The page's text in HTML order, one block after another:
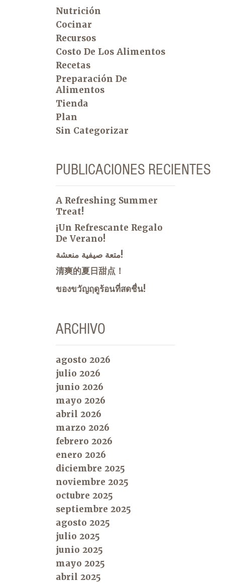
Nutrición
Cocinar
Recursos
Costo De Los Alimentos
Recetas
Preparación De
Alimentos
Tienda
Plan
Sin Categorizar
PUBLICACIONES RECIENTES
A Refreshing Summer
Treat!
¡Un Refrescante Regalo
De Verano!
متعة صيفية منعشة!
清爽的夏日甜点！
ของขวัญฤดูร้อนที่สดชื่น!
ARCHIVO
agosto 2026
julio 2026
junio 2026
mayo 2026
abril 2026
marzo 2026
febrero 2026
enero 2026
diciembre 2025
noviembre 2025
octubre 2025
septiembre 2025
agosto 2025
julio 2025
junio 2025
mayo 2025
abril 2025